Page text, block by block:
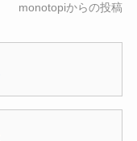
monotopiからの投稿